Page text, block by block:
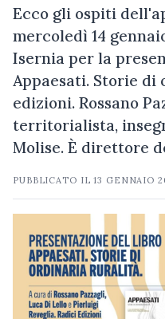
Ecco gli ospiti
mercoledì 14
Isernia per la
Appaesati. Storie
edizioni. Rossano
territorialista,
Molise. È direttore
PUBBLICATO IL13 GENNAIO